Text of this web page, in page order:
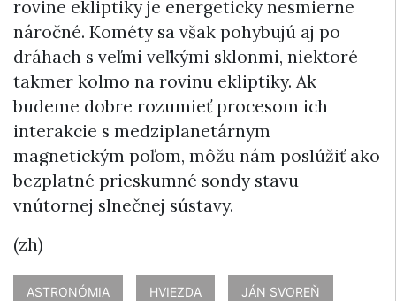
rovine ekliptiky je energeticky nesmierne
náročné. Kométy sa však pohybujú aj po
dráhach s veľmi veľkými sklonmi, niektoré
takmer kolmo na rovinu ekliptiky. Ak
budeme dobre rozumieť procesom ich
interakcie s medziplanetárnym
magnetickým poľom, môžu nám poslúžiť ako
bezplatné prieskumné sondy stavu
vnútornej slnečnej sústavy.
(zh)
ASTRONÓMIA HVIEZDA JÁN SVOREŇ